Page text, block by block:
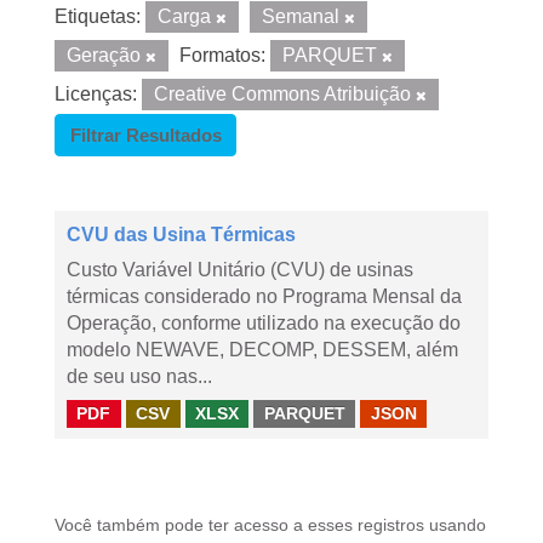
Etiquetas: Carga
Semanal
Geração
Formatos:
PARQUET
Licenças:
Creative Commons Atribuição
Filtrar Resultados
CVU das Usina Térmicas
Custo Variável Unitário (CVU) de usinas
térmicas considerado no Programa Mensal da
Operação, conforme utilizado na execução do
modelo NEWAVE, DECOMP, DESSEM, além
de seu uso nas...
PDF CSV XLSX PARQUET JSON
Você também pode ter acesso a esses registros usando